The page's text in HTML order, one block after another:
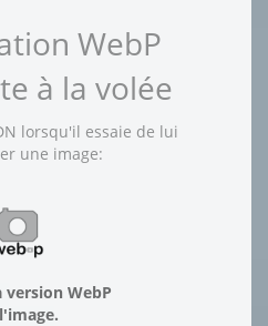
WebP
à la volée
lorsqu'il essaie de lui
une image:
version WebP